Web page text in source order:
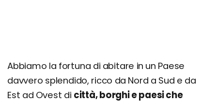
Abbiamo la fortuna di abitare in un Paese
davvero splendido, ricco da Nord a Sud e da
Est ad Ovest di città, borghi e paesi che